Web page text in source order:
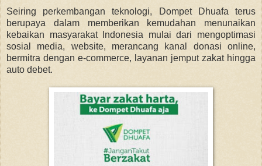
Seiring perkembangan teknologi, Dompet Dhuafa terus
berupaya dalam memberikan kemudahan menunaikan
kebaikan masyarakat Indonesia mulai dari mengoptimasi
sosial media, website, merancang kanal donasi online,
bermitra dengan e-commerce, layanan jemput zakat hingga
auto debet.